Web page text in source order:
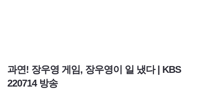
과연! 장우영 게임, 장우영이 일 냈다 | KBS
220714 방송